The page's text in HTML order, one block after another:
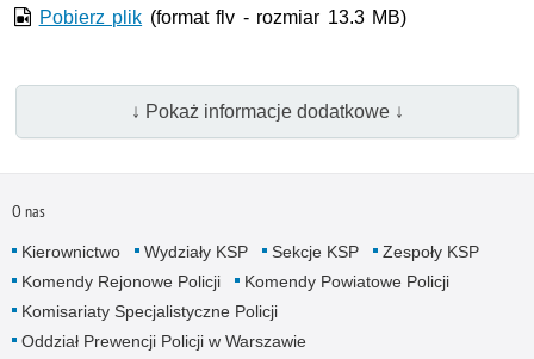
Film w formacie nieobsługiwanym przez odtwarzacz.
Pobierz plik (format flv - rozmiar 13.3 MB)
↓ Pokaż informacje dodatkowe ↓
O nas
Kierownictwo Wydziały KSP Sekcje KSP
Zespoły KSP
Komendy Rejonowe Policji
Komendy Powiatowe Policji
Komisariaty Specjalistyczne Policji
Oddział Prewencji Policji w Warszawie